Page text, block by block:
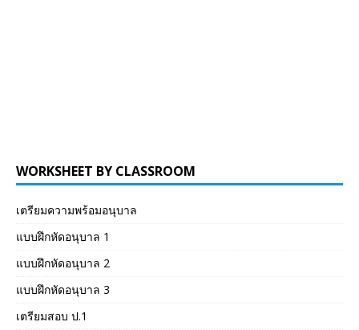
WORKSHEET BY CLASSROOM
เตรียมความพร้อมอนุบาล
แบบฝึกหัดอนุบาล 1
แบบฝึกหัดอนุบาล 2
แบบฝึกหัดอนุบาล 3
เตรียมสอบ ป.1